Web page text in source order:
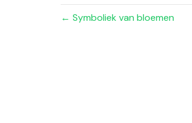
← Symboliek van bloemen